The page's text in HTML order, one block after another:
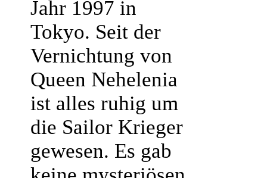
Jahr 1997 in
Tokyo. Seit der
Vernichtung von
Queen Nehelenia
ist alles ruhig um
die Sailor Krieger
gewesen. Es gab